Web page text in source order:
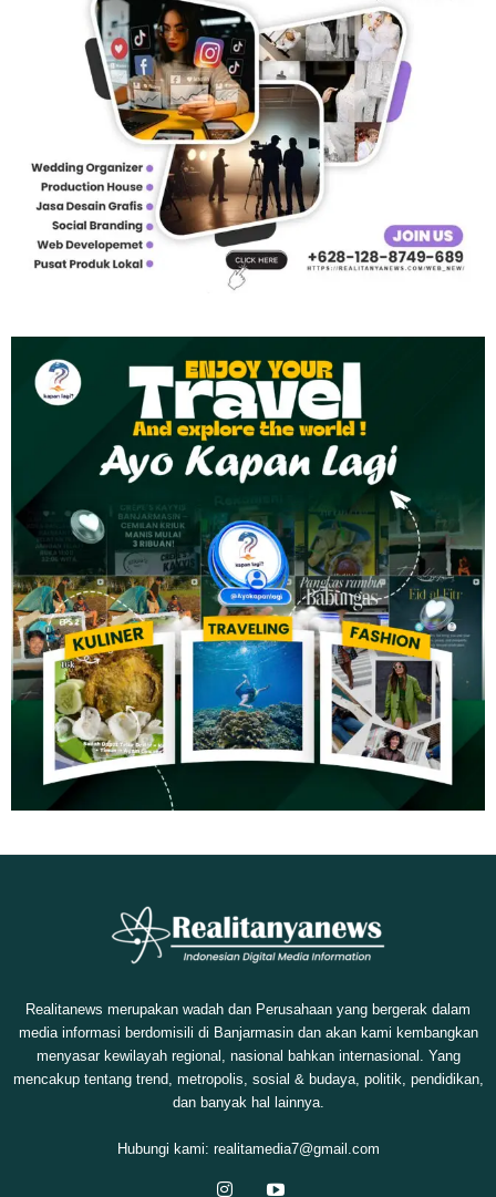
Realitanews merupakan wadah dan Perusahaan yang bergerak dalam
media informasi berdomisili di Banjarmasin dan akan kami kembangkan
menyasar kewilayah regional, nasional bahkan internasional. Yang
mencakup tentang trend, metropolis, sosial & budaya, politik, pendidikan,
dan banyak hal lainnya.
Hubungi kami: realitamedia7@gmail.com